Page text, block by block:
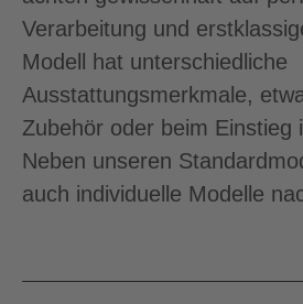
Verarbeitung und
Modell hat unterschiedliche
Ausstattungsmerkmale,
Zubehör oder beim Einstieg
Neben unseren
auch individuelle Modelle